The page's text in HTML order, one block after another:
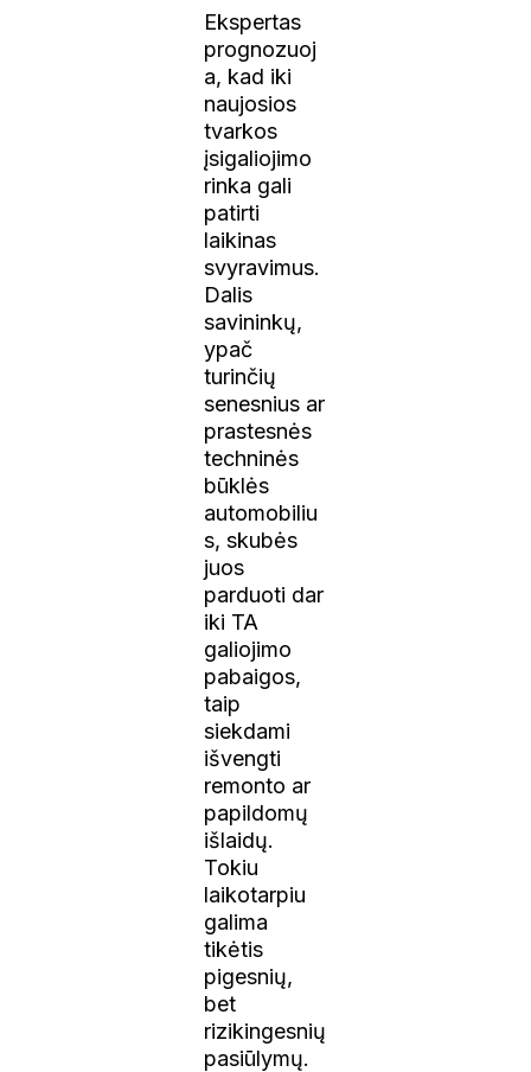
Ekspertas
prognozuoj
a, kad iki
naujosios
tvarkos
įsigaliojimo
rinka gali
patirti
laikinas
svyravimus.
Dalis
savininkų,
ypač
turinčių
senesnius ar
prastesnės
techninės
būklės
automobiliu
s, skubės
juos
parduoti dar
iki TA
galiojimo
pabaigos,
taip
siekdami
išvengti
remonto ar
papildomų
išlaidų.
Tokiu
laikotarpiu
galima
tikėtis
pigesnių,
bet
rizikingesnių
pasiūlymų.